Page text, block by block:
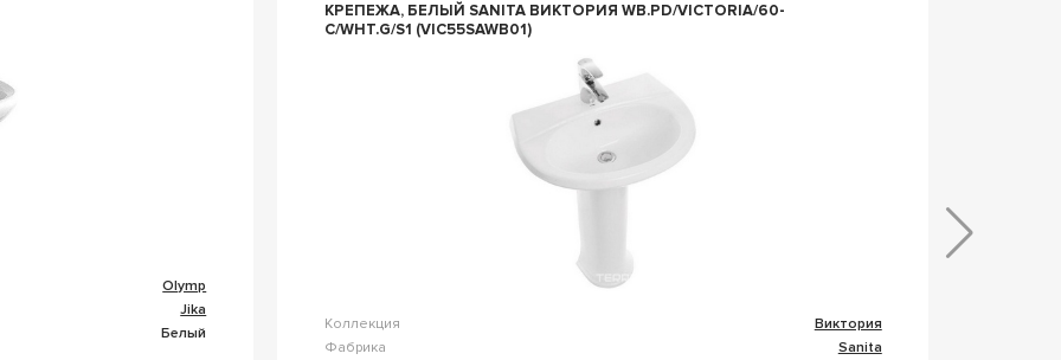
Olymp
Jika
Белый
КРЕПЕЖА, БЕЛЫЙ SANITA ВИКТОРИЯ WB.PD/VICTORIA/60-
C/WHT.G/S1 (VIC55SAWB01)
Коллекция
Виктория
Фабрика
Sanita